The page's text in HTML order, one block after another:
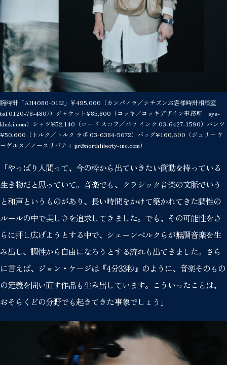
腕時計「AH4080-01M」￥495,000（カンパノラ／シチズンお客様時計相談室
tel.0120-78-4807）ジャケット¥85,800（コッキ／コッキデザイン事務所 eye-
khoki.com）シャツ¥52,140（ロード スコフ／バウ インク 03-6427-1590）パンツ
¥50,600（トルク／トルク ラボ 03-6384-5672）バッグ¥160,600（ジュリー ケ
ーゲルス／ノースリバティ pr@northliberty-inc.com）
「やっぱり人間って、今の枠から出ていきたい衝動を持っている
生き物だと思っていて。音楽でも、クラシック音楽の文脈でいう
と和声というものがあり、長い時間をかけて築かれてきた調性の
ルールの中で美しさを追求してきました。でも、その可能性をさ
らに押し広げようとする中で、シェーンベルクらが無調音楽を生
み出し、調性から自由になろうとする流れも出てきました。さら
に言えば、ジョン・ケージは『4分33秒』のように、音楽そのもの
の定義を問い直す作品も生み出しています。こういったことは、
おそらくどの分野でも起きてきた事象でしょう」